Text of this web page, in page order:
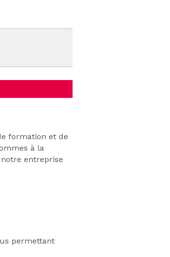
formation et de
à la
entreprise
permettant